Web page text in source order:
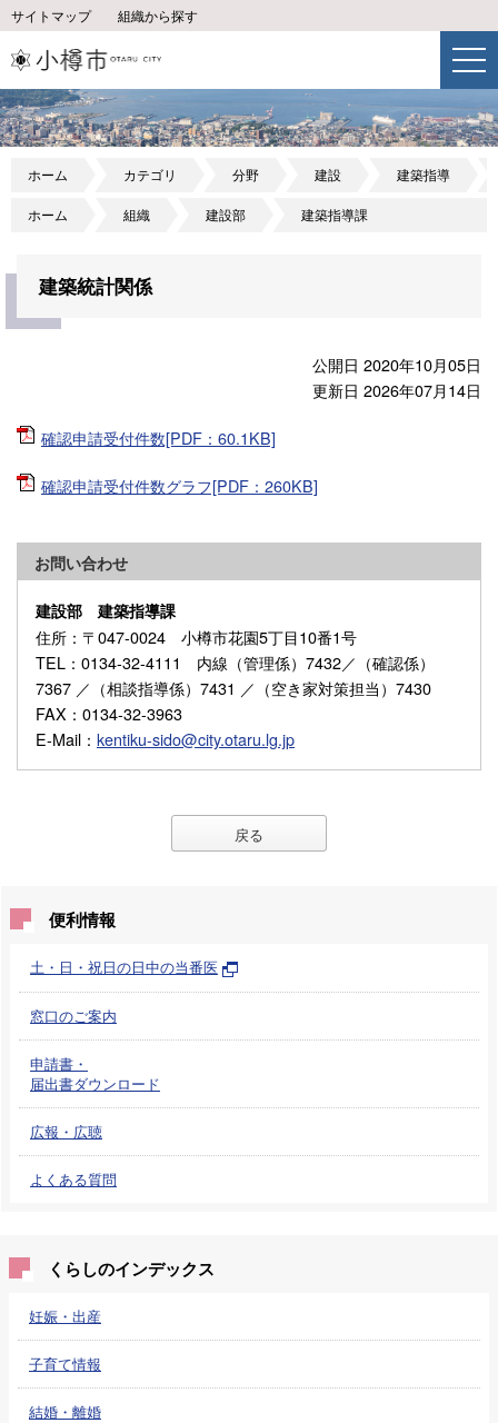
サイトマップ 組織から探す
ホーム カテゴリ 分野 建設 建築指導
ホーム 組織 建設部 建築指導課
建築統計関係
公開日 2020年10月05日
更新日 2026年07月14日
確認申請受付件数[PDF：60.1KB]
確認申請受付件数グラフ[PDF：260KB]
お問い合わせ
建設部 建築指導課
住所 ：〒047-0024 小樽市花園5丁目10番1号
TEL ：0134-32-4111 内線（管理係）7432／（確認係）
7367 ／（相談指導係）7431 ／（空き家対策担当）7430
FAX ：0134-32-3963
E-Mail ： kentiku-sido@city.otaru.lg.jp
戻る
便利情報
土・日・祝日の日中の当番医
窓口のご案内
申請書・
届出書ダウンロード
広報・広聴
よくある質問
くらしのインデックス
妊娠・出産
子育て情報
結婚・離婚